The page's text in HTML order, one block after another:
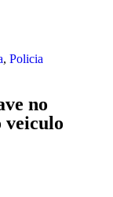
, Policia
no
veiculo